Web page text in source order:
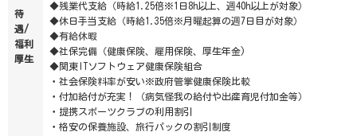
待
遇/
福利
厚生
◆残業代支給（時給1.25倍※1日8h以上、週40h以上が対象）
◆休日手当支給（時給1.35倍※月曜起算の週7日目が対象）
◆有給休暇
◆社保完備（健康保険、雇用保険、厚生年金)
◆関東ITソフトウェア健康保険組合
・社会保険料率が安い※政府管掌健康保険比較
・付加給付が充実！（病気怪我の給付や出産育児付加金等）
・提携スポーツクラブの利用割引
・格安の保養施設、旅行パックの割引制度